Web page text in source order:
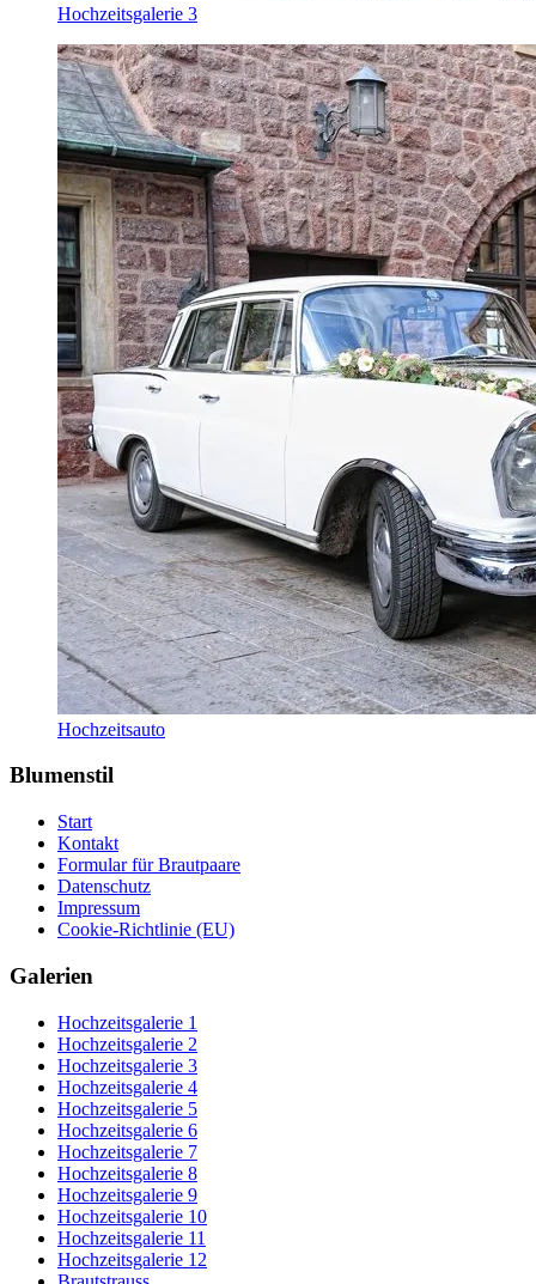
Hochzeitsgalerie 3
Hochzeitsauto
Blumenstil
Start
Kontakt
Formular für Brautpaare
Datenschutz
Impressum
Cookie-Richtlinie (EU)
Galerien
Hochzeitsgalerie 1
Hochzeitsgalerie 2
Hochzeitsgalerie 3
Hochzeitsgalerie 4
Hochzeitsgalerie 5
Hochzeitsgalerie 6
Hochzeitsgalerie 7
Hochzeitsgalerie 8
Hochzeitsgalerie 9
Hochzeitsgalerie 10
Hochzeitsgalerie 11
Hochzeitsgalerie 12